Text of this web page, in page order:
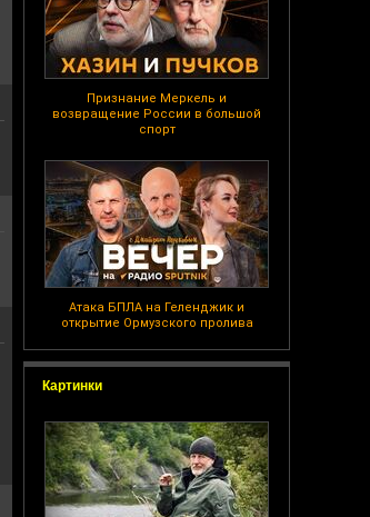
Признание Меркель и
возвращение России в большой
спорт
Атака БПЛА на Геленджик и
открытие Ормузского пролива
Картинки